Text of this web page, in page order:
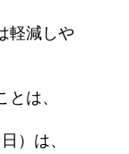
軽減しや
は、
）は、